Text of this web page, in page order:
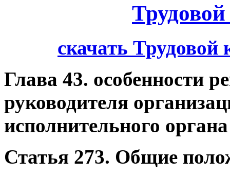
скачать
Глава 43. особенности
руководителя
исполнительного
Статья 273. Общие